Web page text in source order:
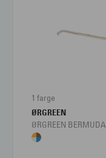
1 farge
ØRGREEN
ØRGREEN BERMUDA